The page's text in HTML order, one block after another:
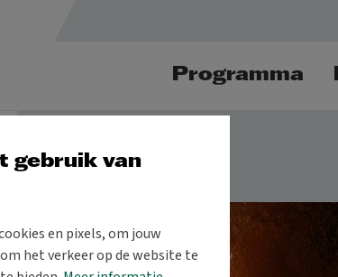
Programma
gebruik van
en pixels, om jouw
het verkeer op de website te